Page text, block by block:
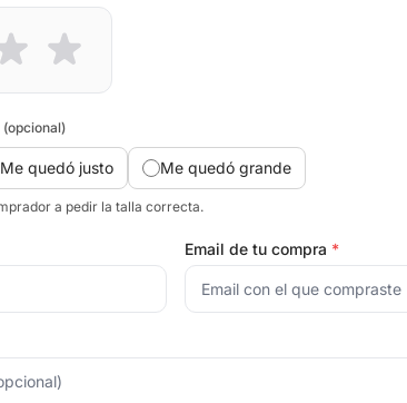
(opcional)
Me quedó justo Me quedó grande
a pedir la talla correcta.
Email de tu compra *